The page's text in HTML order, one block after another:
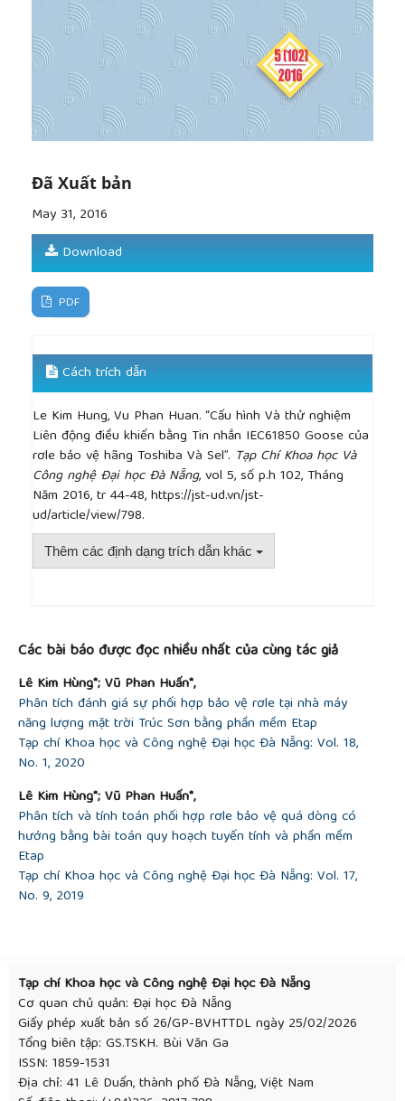
Đã Xuất bản
May 31, 2016
Download
PDF
Cách trích dẫn
Le Kim Hung, Vu Phan Huan. “Cấu hình Và thử nghiệm
Liên động điều khiển bằng Tin nhắn IEC61850 Goose của
rơle bảo vệ hãng Toshiba Và Sel”. Tạp Chí Khoa học Và
Công nghệ Đại học Đà Nẵng, vol 5, số p.h 102, Tháng
Năm 2016, tr 44-48, https://jst-ud.vn/jst-
ud/article/view/798.
Thêm các định dạng trích dẫn khác
Các bài báo được đọc nhiều nhất của cùng tác giả
Lê Kim Hùng*; Vũ Phan Huấn*,
Phân tích đánh giá sự phối hợp bảo vệ rơle tại nhà máy
năng lượng mặt trời Trúc Sơn bằng phần mềm Etap
Tạp chí Khoa học và Công nghệ Đại học Đà Nẵng: Vol. 18,
No. 1, 2020
Lê Kim Hùng*; Vũ Phan Huấn*,
Phân tích và tính toán phối hợp rơle bảo vệ quá dòng có
hướng bằng bài toán quy hoạch tuyến tính và phần mềm
Etap
Tạp chí Khoa học và Công nghệ Đại học Đà Nẵng: Vol. 17,
No. 9, 2019
Tạp chí Khoa học và Công nghệ Đại học Đà Nẵng
Cơ quan chủ quản: Đại học Đà Nẵng
Giấy phép xuất bản số 26/GP-BVHTTDL ngày 25/02/2026
Tổng biên tập: GS.TSKH. Bùi Văn Ga
ISSN: 1859-1531
Địa chỉ: 41 Lê Duẩn, thành phố Đà Nẵng, Việt Nam